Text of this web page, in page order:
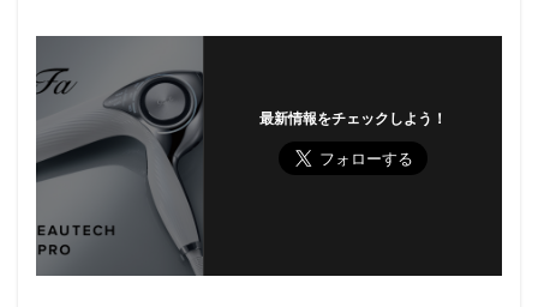
最新情報をチェックしよう！